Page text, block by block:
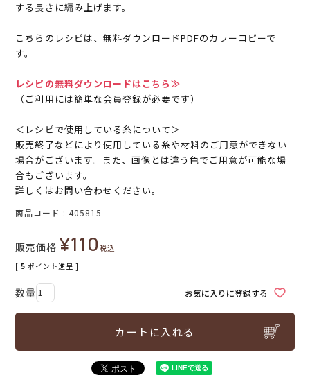
する長さに編み上げます。
こちらのレシピは、無料ダウンロードPDFのカラーコピーで
す。
レシピの無料ダウンロードはこちら≫
（ご利用には簡単な会員登録が必要です）
＜レシピで使用している糸について＞
販売終了などにより使用している糸や材料のご用意ができない
場合がございます。また、画像とは違う色でご用意が可能な場
合もございます。
詳しくはお問い合わせください。
商品コード 405815
販売価格 ¥110税込
[ 5 ポイント進呈 ]
お気に入りに登録する
カートに入れる